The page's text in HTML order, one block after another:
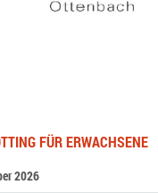
FÜR ERWACHSENE
2026